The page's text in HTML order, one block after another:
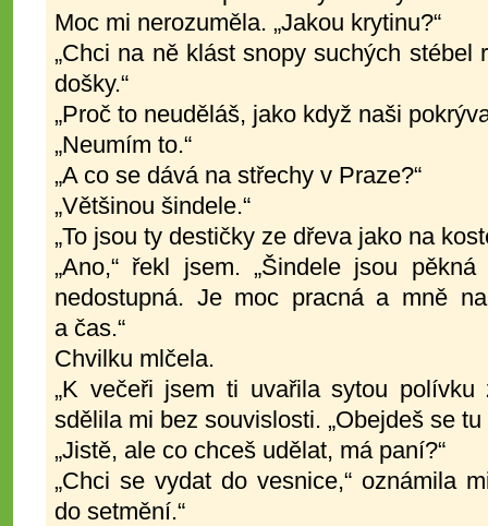
Moc mi nerozuměla. „Jakou krytinu?“
„Chci na ně klást snopy suchých
došky.“
„Proč to neuděláš, jako když naši
„Neumím to.“
„A co se dává na střechy v Praze?“
„Většinou šindele.“
„To jsou ty destičky ze dřeva jako na
„Ano,“ řekl jsem. „Šindele jsou
nedostupná. Je moc pracná a mně
a čas.“
Chvilku mlčela.
„K večeři jsem ti uvařila sytou
sdělila mi bez souvislosti. „Obejdeš se
„Jistě, ale co chceš udělat, má paní?“
„Chci se vydat do vesnice,“ oznámila
do setmění.“